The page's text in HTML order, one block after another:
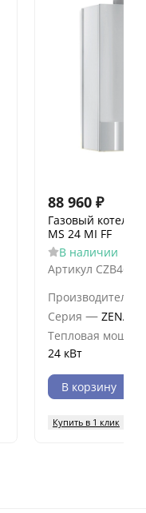
88 960 ₽
Газовый котел
MS 24 MI FF
В наличии
Артикул
Производитель
Серия — ZENA
Тепловая
24 кВт
В корзину
Купить в 1 клик